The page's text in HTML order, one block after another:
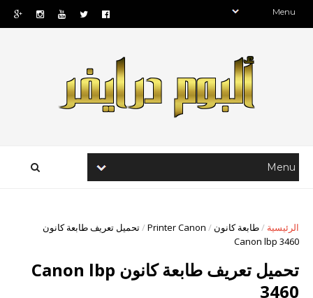
الرئيسية /طابعة كانون /
Printer Canon
/تحميل تعريف طابعة كانون
Canon lbp 3460
تحميل تعريف طابعة كانون Canon lbp
3460